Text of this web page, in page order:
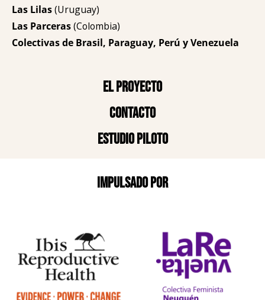
Las Lilas(Uruguay)
Las Parceras(Colombia)
Colectivas de Brasil, Paraguay, Perú y Venezuela
El proyecto
Contacto
Estudio piloto
Impulsado por